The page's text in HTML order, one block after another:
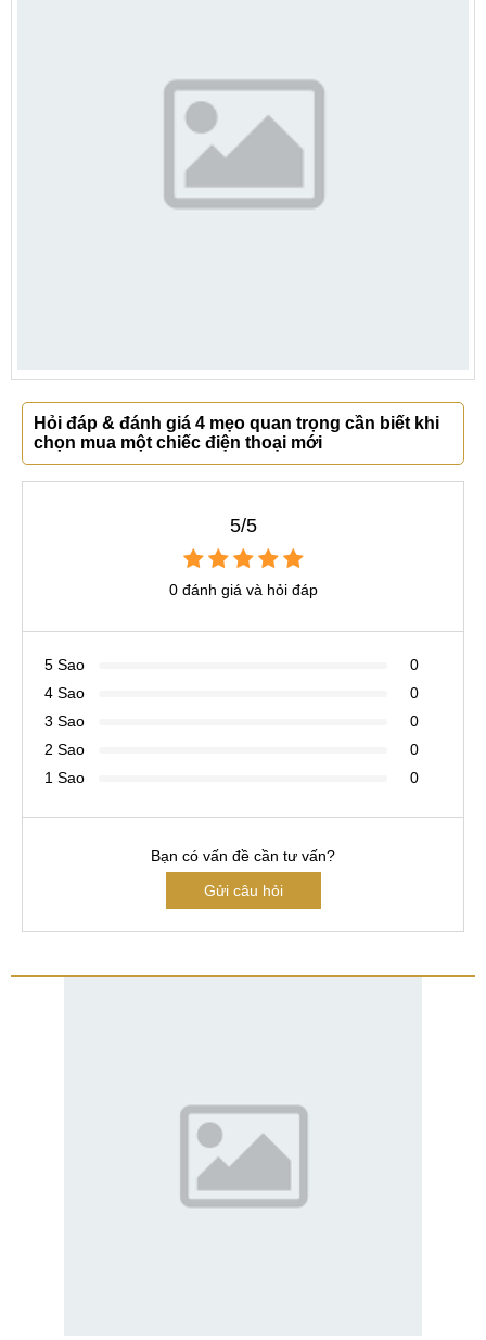
Hỏi đáp & đánh giá 4 mẹo quan trọng cần biết khi
chọn mua một chiếc điện thoại mới
5/5
0 đánh giá và hỏi đáp
5 Sao
0
4 Sao
0
3 Sao
0
2 Sao
0
1 Sao
0
Bạn có vấn đề cần tư vấn?
Gửi câu hỏi